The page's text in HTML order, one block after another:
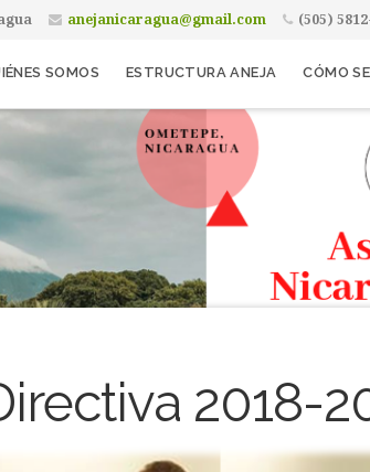
anejanicaragua@gmail.com (505)
SOMOS ESTRUCTURA ANEJA CÓMO
2018-